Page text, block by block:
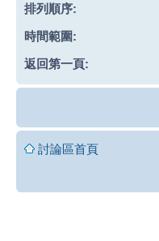
排列順序:
時間範圍:
返回第一頁:
討論區首頁